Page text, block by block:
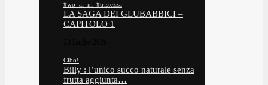
#wo_ai_ni_#tristezza
LA SAGA DEI GLUBABBICI –
CAPITOLO 1
Cibo!
Billy : l’unico succo naturale senza
frutta aggiunta…